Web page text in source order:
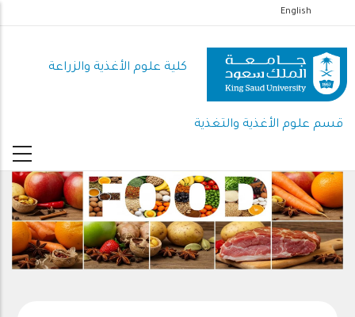
إلى
المحتوى
الرئيسي
English
كلية علوم الأغذية والزراعة
قسم علوم الأغذية والتغذية